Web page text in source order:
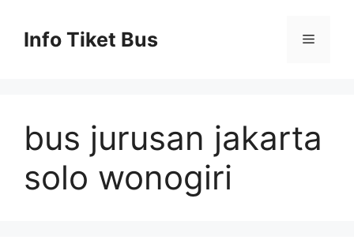
contentInfo Tiket Bus Menu
bus jurusan jakarta
solo wonogiri